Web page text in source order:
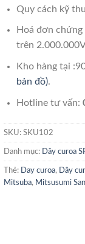
Quy cách kỹ
Hoá đơn
trên
Kho hàng tại
bản đồ).
Hotline tư vấn:
SKU: SKU102
Danh mục: Dây curoa
Thẻ: Day curoa, Dây
Mitsuba, Mitsusumi